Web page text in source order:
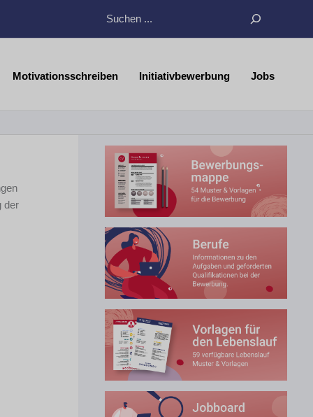
Motivationsschreiben Initiativbewerbung Jobs
der